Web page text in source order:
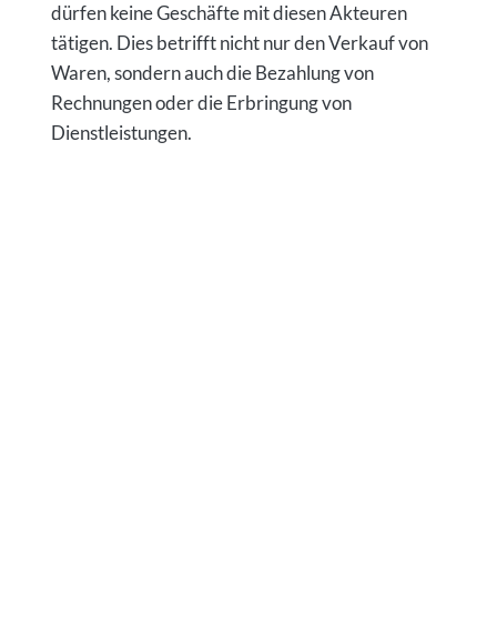
dürfen keine Geschäfte mit diesen Akteuren
tätigen. Dies betrifft nicht nur den Verkauf von
Waren, sondern auch die Bezahlung von
Rechnungen oder die Erbringung von
Dienstleistungen.